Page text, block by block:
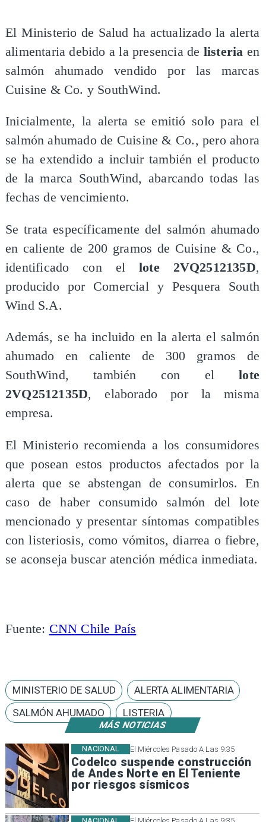
MÁS NOTICIAS
El Miércoles Pasado A Las 9:35
Codelco suspende construcción
de Andes Norte en El Teniente
por riesgos sísmicos
NACIONAL
El Ministerio de Salud ha actualizado la alerta
alimentaria debido a la presencia de listeria en
salmón ahumado vendido por las marcas
Cuisine & Co. y SouthWind.
Inicialmente, la alerta se emitió solo para el
salmón ahumado de Cuisine & Co., pero ahora
se ha extendido a incluir también el producto
de la marca SouthWind, abarcando todas las
fechas de vencimiento.
Se trata específicamente del salmón ahumado
en caliente de 200 gramos de Cuisine & Co.,
identificado con el lote 2VQ2512135D,
producido por Comercial y Pesquera South
Wind S.A.
Además, se ha incluido en la alerta el salmón
ahumado en caliente de 300 gramos de
SouthWind, también con ellote
2VQ2512135D, elaborado por la misma
empresa.
El Ministerio recomienda a los consumidores
que posean estos productos afectados por la
alerta que se abstengan de consumirlos. En
caso de haber consumido salmón del lote
mencionado y presentar síntomas compatibles
con listeriosis, como vómitos, diarrea o fiebre,
se aconseja buscar atención médica inmediata.
Fuente: CNN Chile País
MINISTERIO DE SALUD
ALERTA ALIMENTARIA
SALMÓN AHUMADO
LISTERIA